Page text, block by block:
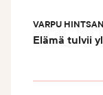
VARPU
Elämä tulvii